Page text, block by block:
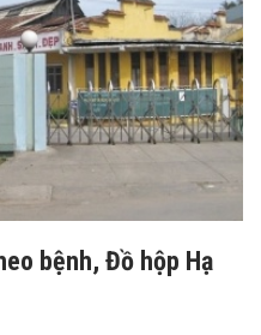
bệnh, Đồ hộp Hạ